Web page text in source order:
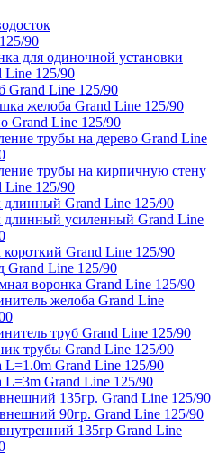
90
для одиночной установки
Line 125/90
Grand Line 125/90
желоба Grand Line 125/90
Grand Line 125/90
трубы на дерево Grand Line
трубы на кирпичную стену
Line 125/90
Grand Line 125/90
усиленный Grand Line
Grand Line 125/90
Grand Line 125/90
воронка Grand Line 125/90
желоба Grand Line
труб Grand Line 125/90
трубы Grand Line 125/90
L=1.0m Grand Line 125/90
L=3m Grand Line 125/90
135гр. Grand Line 125/90
90гр. Grand Line 125/90
135гр Grand Line